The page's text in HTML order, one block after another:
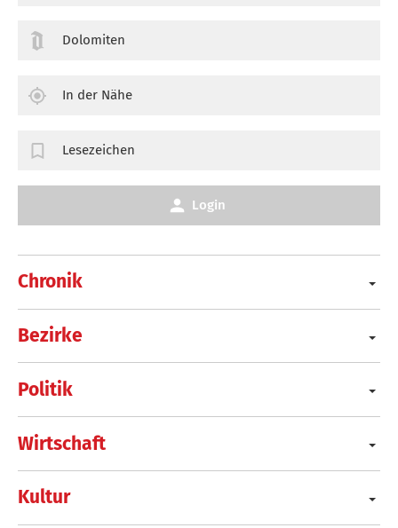
Chronik
Bezirke
Politik
Wirtschaft
Kultur
Dolomiten
In der Nähe
Lesezeichen
Login